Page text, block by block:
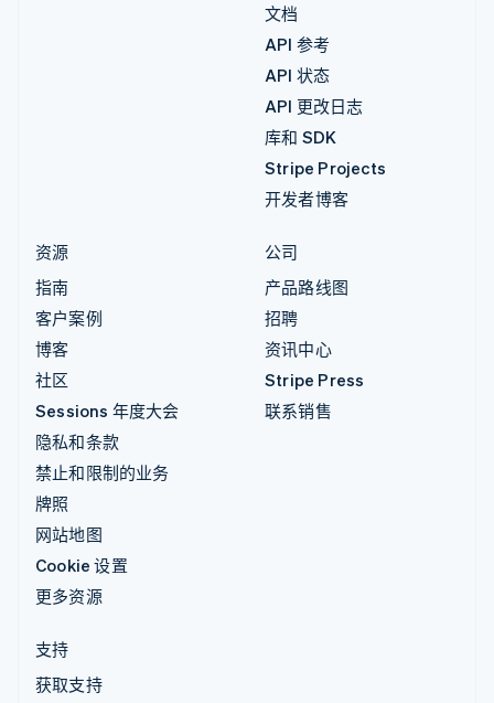
文档
API 参考
API 状态
API 更改日志
库和 SDK
Stripe Projects
开发者博客
资源
指南
客户案例
博客
社区
Sessions 年度大会
隐私和条款
禁止和限制的业务
牌照
网站地图
Cookie 设置
更多资源
公司
产品路线图
招聘
资讯中心
Stripe Press
联系销售
支持
获取支持